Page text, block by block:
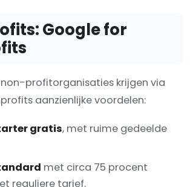
Google for
profitorganisaties krijgen via
aanzienlijke voordelen:
gratis, met ruime gedeelde
met circa 75 procent
reguliere tarief.